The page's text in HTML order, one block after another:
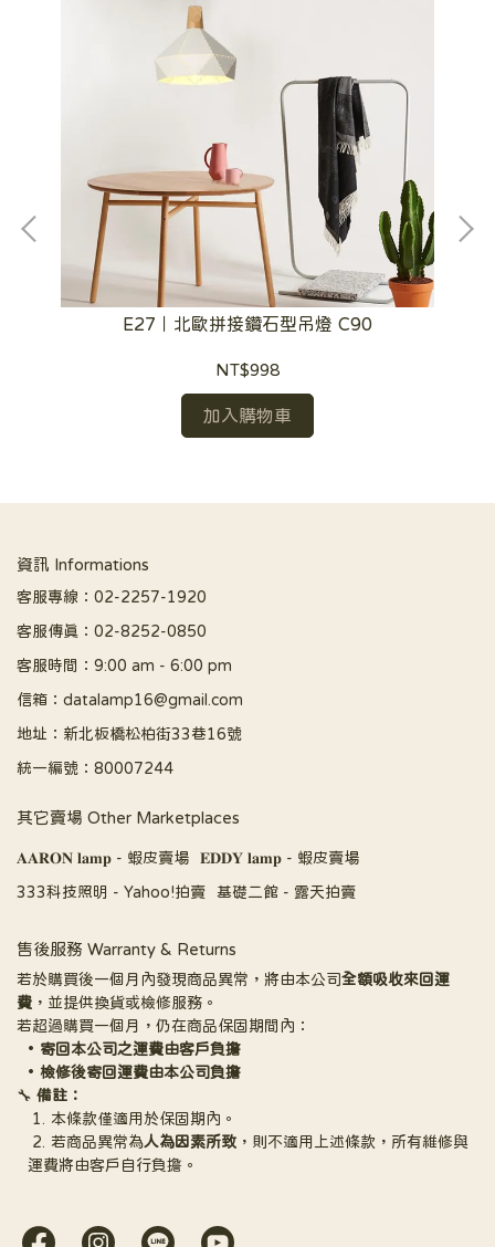
E27｜北歐拼接鑽石型吊燈 C90
NT$998
加入購物車
資訊 Informations
客服專線：02-2257-1920
客服傳真：02-8252-0850
客服時間：9:00 am - 6:00 pm
信箱：datalamp16@gmail.com
地址：新北板橋松柏街33巷16號
統一編號：80007244
其它賣場 Other Marketplaces
𝐀𝐀𝐑𝐎𝐍 𝐥𝐚𝐦𝐩 - 蝦皮賣場
𝐄𝐃𝐃𝐘 𝐥𝐚𝐦𝐩 - 蝦皮賣場
333科技照明 - Yahoo!拍賣
基礎二館 - 露天拍賣
售後服務 Warranty & Returns
若於購買後一個月內發現商品異常，將由本公司全額吸收來回運
費 ，並提供換貨或檢修服務。
若超過購買一個月，仍在商品保固期間內：
寄回本公司之運費由客戶負擔
檢修後寄回運費由本公司負擔
🔧 備註：
本條款僅適用於保固期內。
若商品異常為人為因素所致 ，則不適用上述條款，所有維修與
運費將由客戶自行負擔。